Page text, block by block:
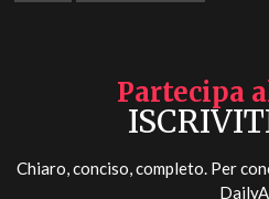
Partecipa
Chiaro, conciso, completo. Per